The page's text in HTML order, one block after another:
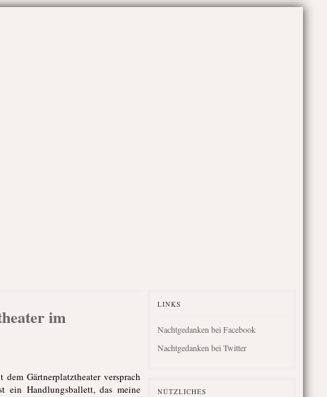
im
Gärtnerplatztheater versprach
ein Handlungsballett, das meine
LINKS
Nachtgedanken bei Facebook
Nachtgedanken bei Twitter
NÜTZLICHES